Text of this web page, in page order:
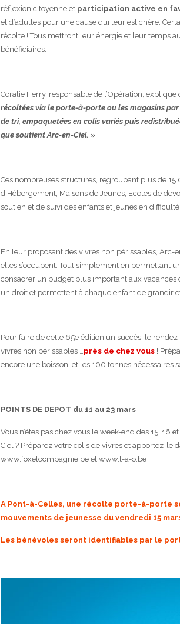
réflexion citoyenne et participation active en
et d’adultes pour une cause qui leur est chère.
récolte ! Tous mettront leur énergie et leur temps
bénéficiaires.
Coralie Herry, responsable de l’Opération, explique
récoltées via le porte-à-porte ou les magasins
de tri, empaquetées en colis variés puis
que soutient Arc-en-Ciel. »
Ces nombreuses structures, regroupant plus de
d’Hébergement, Maisons de Jeunes, Ecoles de
soutien et de suivi des enfants et jeunes en difficulté.
En leur proposant des vivres non périssables, Arc-
elles s’occupent. Tout simplement en permettant
consacrer un budget plus important aux vacances
un droit et permettent à chaque enfant de grandir et
Pour faire de cette 65e édition un succès, le
vivres non périssables …près de chez vous !
encore une boisson, et les 100 tonnes nécessaires
POINTS DE DEPOT du 11 au 23 mars
Vous n’êtes pas chez vous le week-end des 15, 16
Ciel ? Préparez votre colis de vivres et apportez-le
www.foxetcompagnie.be et www.t-a-o.be
A Pont-à-Celles, une récolte porte-à-porte
mouvements de jeunesse du vendredi 15
Les bénévoles seront identifiables par le